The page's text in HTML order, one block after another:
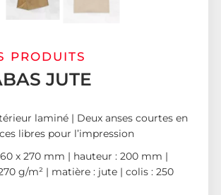
PRODUITS
JUTE
laminé | Deux anses courtes en
libres pour l’impression
x 270 mm | hauteur : 200 mm |
g/m² | matière : jute | colis : 250